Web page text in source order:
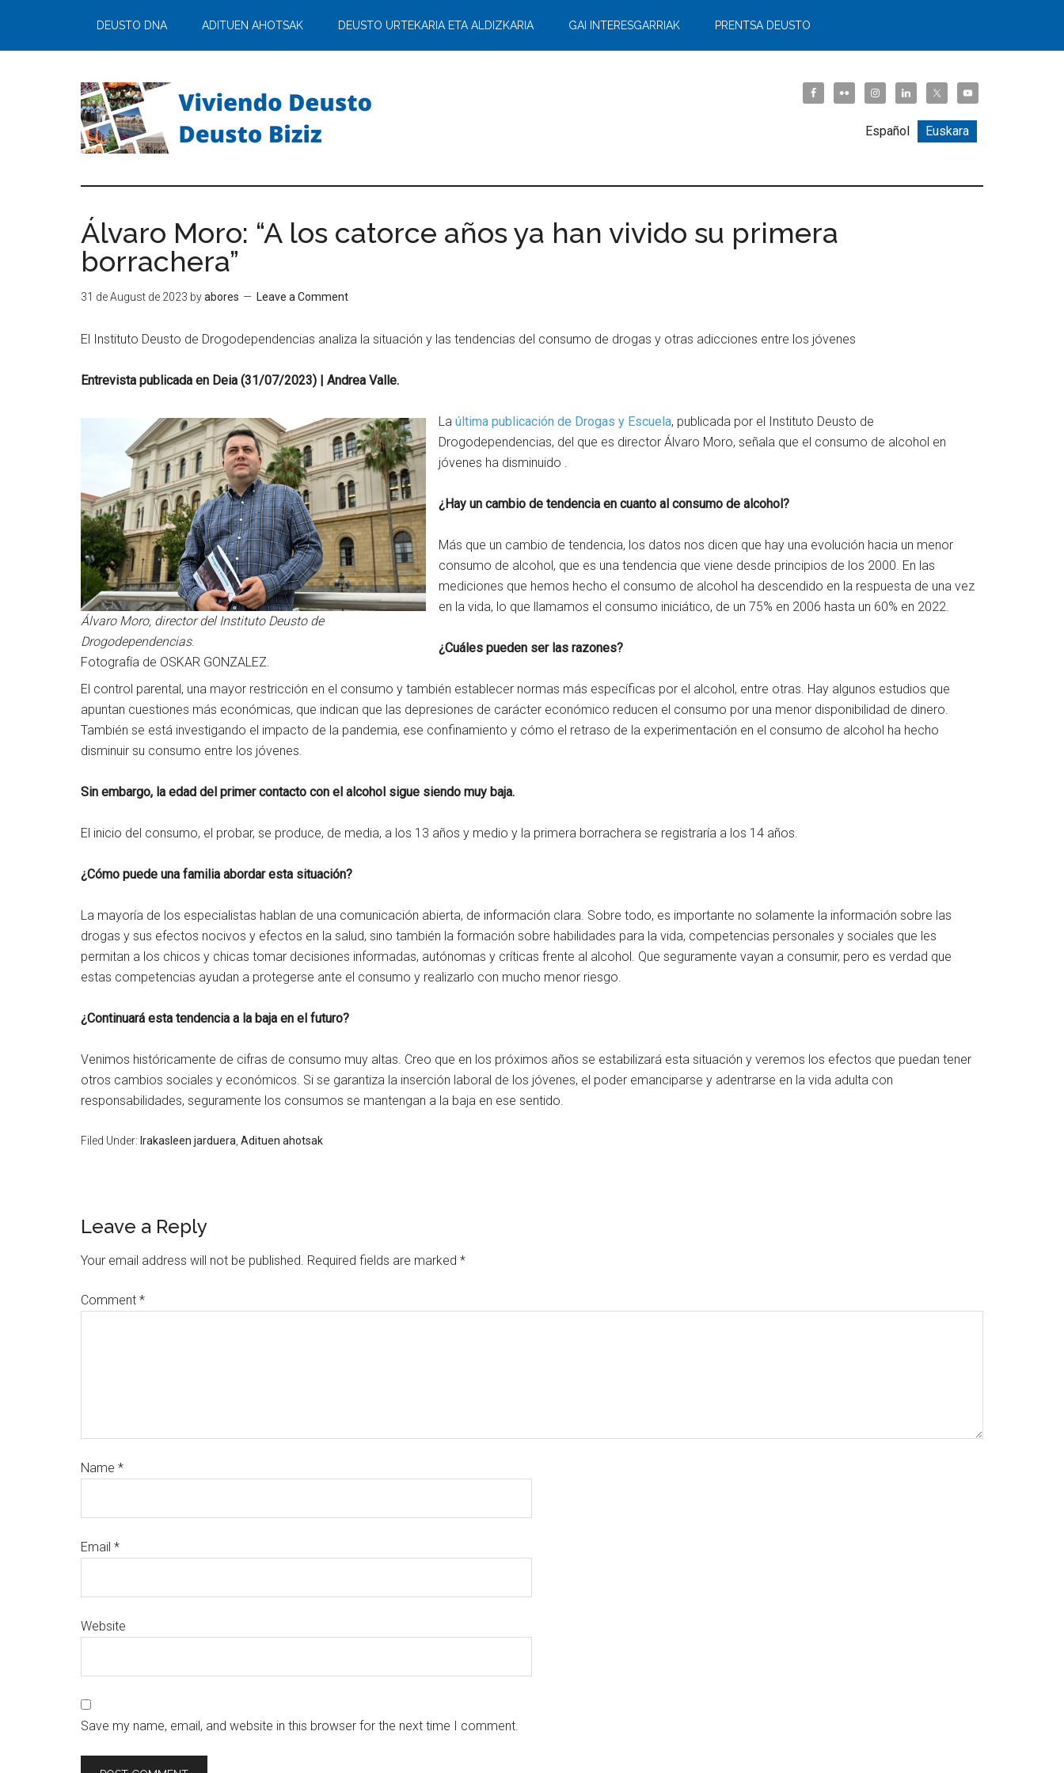
DEUSTO DNA ADITUEN AHOTSAK DEUSTO URTEKARIA ETA ALDIZKARIA GAI INTERESGARRIAK PRENTSA DEUSTO
Español Euskara
Álvaro Moro: “A los catorce años ya han vivido su primera
borrachera”
31 de August de 2023 byabores Leave a Comment
El Instituto Deusto de Drogodependencias analiza la situación y las tendencias del consumo de drogas y otras adicciones entre los jóvenes
Entrevista publicada en Deia (31/07/2023) | Andrea Valle.
Álvaro Moro, director del Instituto Deusto de
Drogodependencias.
Fotografía de OSKAR GONZALEZ.
La última publicación de Drogas y Escuela, publicada por el Instituto Deusto de
Drogodependencias, del que es director Álvaro Moro, señala que el consumo de alcohol en
jóvenes ha disminuido .
¿Hay un cambio de tendencia en cuanto al consumo de alcohol?
Más que un cambio de tendencia, los datos nos dicen que hay una evolución hacia un menor
consumo de alcohol, que es una tendencia que viene desde principios de los 2000. En las
mediciones que hemos hecho el consumo de alcohol ha descendido en la respuesta de una vez
en la vida, lo que llamamos el consumo iniciático, de un 75% en 2006 hasta un 60% en 2022.
¿Cuáles pueden ser las razones?
El control parental, una mayor restricción en el consumo y también establecer normas más específicas por el alcohol, entre otras. Hay algunos estudios que
apuntan cuestiones más económicas, que indican que las depresiones de carácter económico reducen el consumo por una menor disponibilidad de dinero.
También se está investigando el impacto de la pandemia, ese confinamiento y cómo el retraso de la experimentación en el consumo de alcohol ha hecho
disminuir su consumo entre los jóvenes.
Sin embargo, la edad del primer contacto con el alcohol sigue siendo muy baja.
El inicio del consumo, el probar, se produce, de media, a los 13 años y medio y la primera borrachera se registraría a los 14 años.
¿Cómo puede una familia abordar esta situación?
La mayoría de los especialistas hablan de una comunicación abierta, de información clara. Sobre todo, es importante no solamente la información sobre las
drogas y sus efectos nocivos y efectos en la salud, sino también la formación sobre habilidades para la vida, competencias personales y sociales que les
permitan a los chicos y chicas tomar decisiones informadas, autónomas y críticas frente al alcohol. Que seguramente vayan a consumir, pero es verdad que
estas competencias ayudan a protegerse ante el consumo y realizarlo con mucho menor riesgo.
¿Continuará esta tendencia a la baja en el futuro?
Venimos históricamente de cifras de consumo muy altas. Creo que en los próximos años se estabilizará esta situación y veremos los efectos que puedan tener
otros cambios sociales y económicos. Si se garantiza la inserción laboral de los jóvenes, el poder emanciparse y adentrarse en la vida adulta con
responsabilidades, seguramente los consumos se mantengan a la baja en ese sentido.
Filed Under: Irakasleen jarduera Adituen ahotsak
Leave a Reply
Your email address will not be published. Required fields are marked *
Comment *
Name *
Email *
Website
Save my name, email, and website in this browser for the next time I comment.